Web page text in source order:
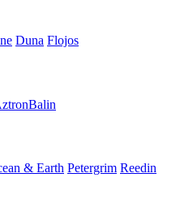
Duna Flojos
Balin
& Earth Petergrim Reedin